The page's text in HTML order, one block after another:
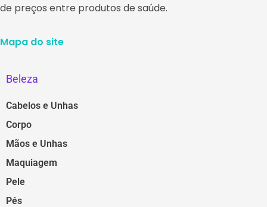
de preços entre produtos de saúde.
Mapa do site
Beleza
Cabelos e Unhas
Corpo
Mãos e Unhas
Maquiagem
Pele
Pés